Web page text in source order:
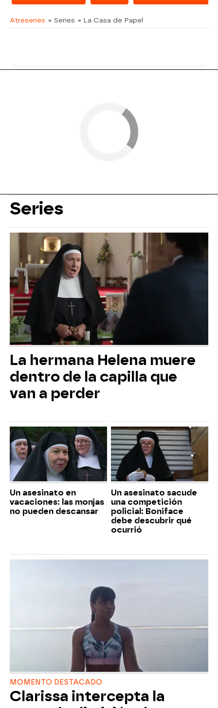
Atreseries » Series » La Casa de Papel
Series
La hermana Helena muere
dentro de la capilla que
van a perder
Un asesinato en
vacaciones: las monjas
no pueden descansar
Un asesinato sacude
una competición
policial: Boniface
debe descubrir qué
ocurrió
MOMENTO DESTACADO
Clarissa intercepta la